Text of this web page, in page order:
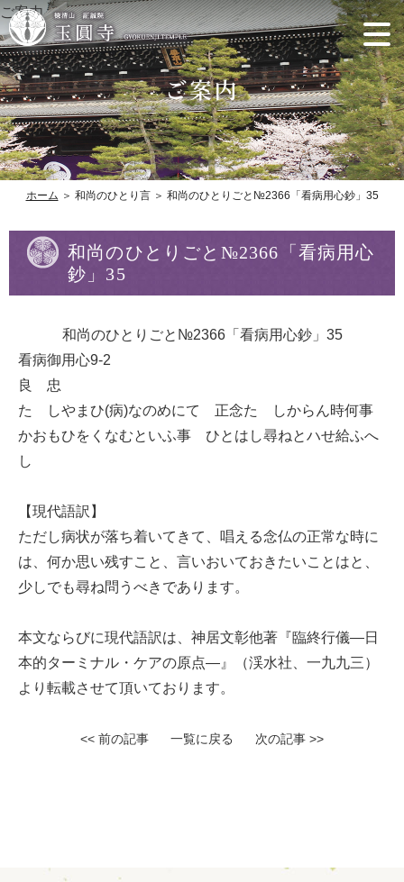
ご案内
ホーム ＞ 和尚のひとり言 ＞ 和尚のひとりごと№2366「看病用心鈔」35
和尚のひとりごと№2366「看病用心
鈔」35
和尚のひとりごと№2366「看病用心鈔」35
看病御用心9-2
良 忠
たゝしやまひ(病)なのめにて 正念たゝしからん時何事
かおもひをくなむといふ事 ひとはし尋ねとハせ給ふへ
し
【現代語訳】
ただし病状が落ち着いてきて、唱える念仏の正常な時に
は、何か思い残すこと、言いおいておきたいことはと、
少しでも尋ね問うべきであります。
本文ならびに現代語訳は、神居文彰他著『臨終行儀—日
本的ターミナル・ケアの原点—』（渓水社、一九九三）
より転載させて頂いております。
<< 前の記事 一覧に戻る 次の記事 >>